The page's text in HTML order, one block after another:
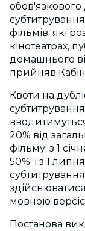
фільмів, які
кінотеатрах,
домашнього
прийняв
Квоти на
20% від
фільму; з 1
50%; і з 1
мовною
Постанова